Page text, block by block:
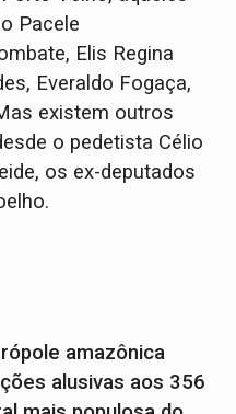
Pacele
Elis Regina
Everaldo Fogaça,
existem outros
o pedetista Célio
os ex-deputados
amazônica
alusivas aos 356